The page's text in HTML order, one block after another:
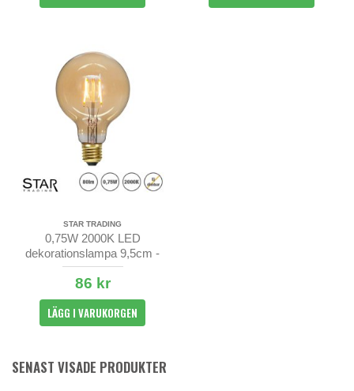
STAR TRADING
0,75W 2000K LED
dekorationslampa 9,5cm -
Soft Glow - amber - ej dimbar
86 kr
LÄGG I VARUKORGEN
SENAST VISADE PRODUKTER